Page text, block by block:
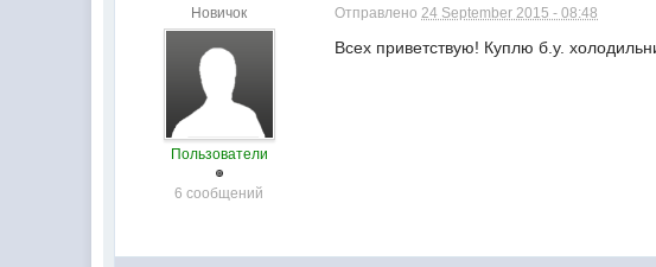
Новичок
Пользователи
6 сообщений
Отправлено24 September 2015 - 08:48
Всех приветствую! Куплю б.у.